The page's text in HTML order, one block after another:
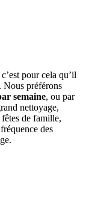
pour cela qu’il
Nous préférons
semaine, ou par
nettoyage,
de famille,
des